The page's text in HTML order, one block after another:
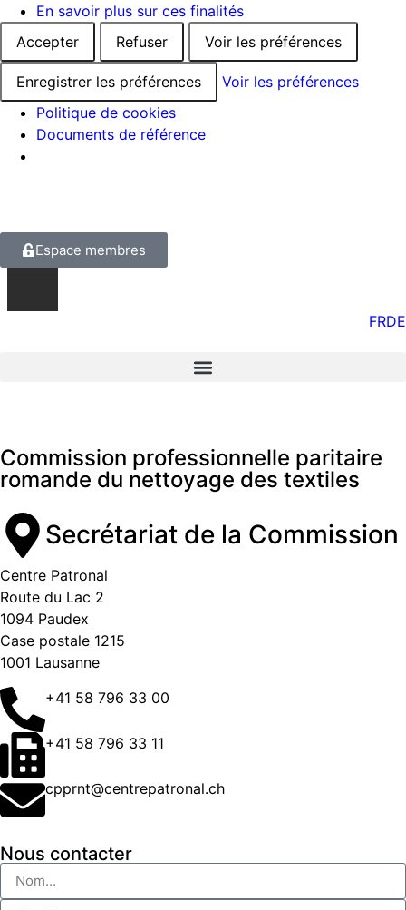
En savoir plus sur ces finalités
Accepter
Refuser Voir les préférences
Enregistrer les préférences
Voir les préférences
Politique de cookies
Documents de référence
Espace membres
FRDE
Commission professionnelle paritaire
romande du nettoyage des textiles
Secrétariat de la Commission
Centre Patronal
Route du Lac 2
1094 Paudex
Case postale 1215
1001 Lausanne
+41 58 796 33 00
+41 58 796 33 11
cpprnt@centrepatronal.ch
Nous contacter